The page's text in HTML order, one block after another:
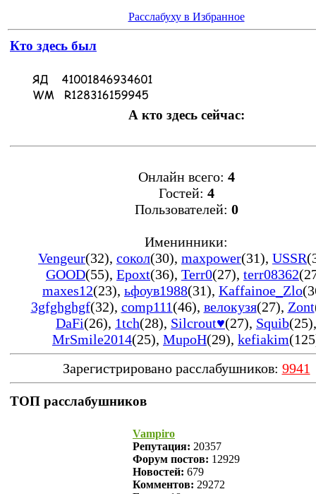
Расслабуху в Избранное
Кто здесь был
А кто здесь сейчас:
Онлайн всего: 4
Гостей: 4
Пользователей: 0
Именинники:
Vengeur(32), сокол(30), maxpower(31), USSR
GOOD(55), Epoxt(36), Terr0(27), terr08362
maxes12(23), ьфоув1988(31), Kaffainoe_Zlo
3gfghghgf(32), comp111(46), велокузя(27), Zont
DaFi(26), 1tch(28), Silcrout♥(27), Squib(25),
MrSmile2014(25), MupoH(29), kefiakim
Зарегистрировано расслабушников: 9941
ТОП расслабушников
Vampiro
Репутация: 20357
Форум постов: 12929
Новостей: 679
Комментов: 29272